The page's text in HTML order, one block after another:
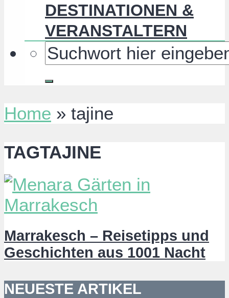
DESTINATIONEN &
VERANSTALTERN
Home » tajine
TAGTAJINE
Marrakesch – Reisetipps und
Geschichten aus 1001 Nacht
NEUESTE ARTIKEL